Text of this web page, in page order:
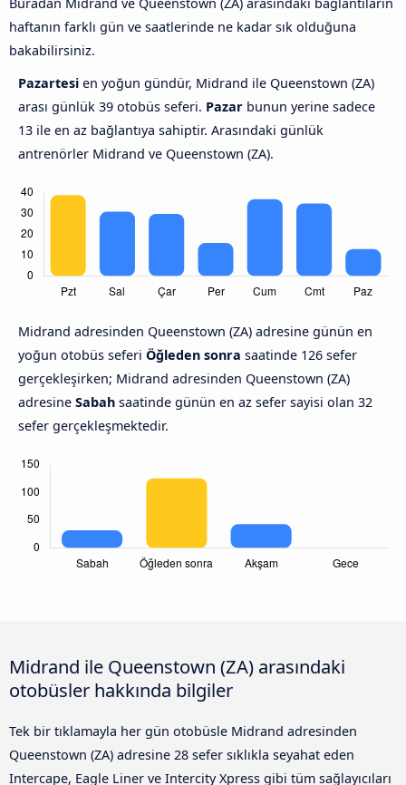
haftanın farklı gün ve saatlerinde ne kadar sık olduğuna
bakabilirsiniz.
Pazartesi en yoğun gündür, Midrand ile Queenstown (ZA)
arası günlük 39 otobüs seferi. Pazar bunun yerine sadece
13 ile en az bağlantıya sahiptir. Arasındaki günlük
antrenörler Midrand ve Queenstown (ZA).
Midrand adresinden Queenstown (ZA) adresine günün en
yoğun otobüs seferi Öğleden sonra saatinde 126 sefer
gerçekleşirken; Midrand adresinden Queenstown (ZA)
adresine Sabah saatinde günün en az sefer sayisi olan 32
sefer gerçekleşmektedir.
Midrand ile Queenstown (ZA) arasındaki
otobüsler hakkında bilgiler
Tek bir tıklamayla her gün otobüsle Midrand adresinden
Queenstown (ZA) adresine 28 sefer sıklıkla seyahat eden
Intercape, Eagle Liner ve Intercity Xpress gibi tüm sağlayıcıları